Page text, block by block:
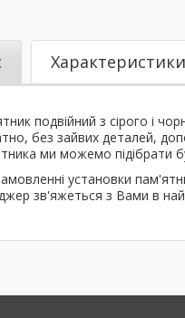
Характеристики
подвійний з сірого і
без зайвих деталей,
ми можемо підібрати
установки
зв'яжеться з Вами в